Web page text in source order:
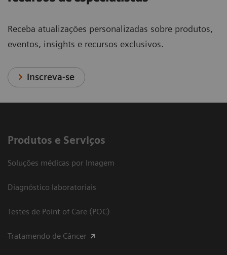
Receba atualizações personalizadas sobre produtos,
eventos, insights e recursos exclusivos.
Inscreva-se
Produtos e Serviços
Soluções médicas por Imagem
Diagnóstico laboratoriais
Testes de Point of Care (POC)
Tratamendo de Câncer